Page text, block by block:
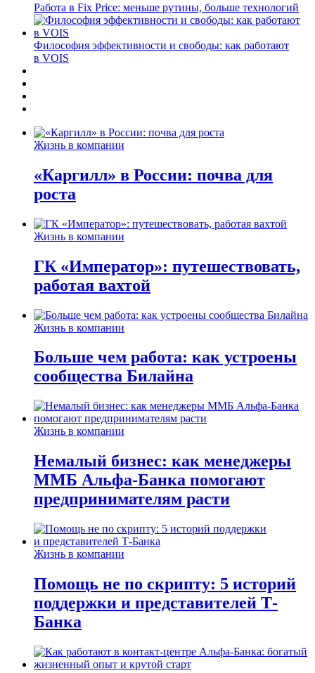
Работа в Fix Price: меньше рутины, больше технологий
Философия эффективности и свободы: как работают
в VOIS
Жизнь в компании
«Каргилл» в России: почва для
роста
Жизнь в компании
ГК «Император»: путешествовать,
работая вахтой
Жизнь в компании
Больше чем работа: как устроены
сообщества Билайна
Жизнь в компании
Немалый бизнес: как менеджеры
ММБ Альфа-Банка помогают
предпринимателям расти
Жизнь в компании
Помощь не по скрипту: 5 историй
поддержки и представителей Т-
Банка